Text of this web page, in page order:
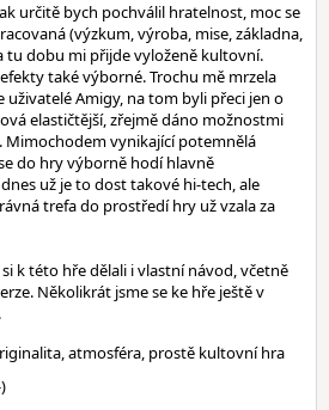
určitě bych pochválil hratelnost, moc se
(výzkum, výroba, mise, základna,
tu dobu mi přijde vyloženě kultovní.
také výborné. Trochu mě mrzela
uživatelé Amigy, na tom byli přeci jen o
elastičtější, zřejmě dáno možnostmi
vynikající potemnělá
do hry výborně hodí hlavně
už je to dost takové hi-tech, ale
trefa do prostředí hry už vzala za
k této hře dělali i vlastní návod, včetně
Několikrát jsme se ke hře ještě v
atmosféra, prostě kultovní hra